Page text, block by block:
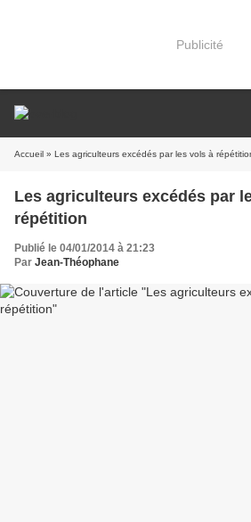
Publicité
Accueil » Les agriculteurs excédés par les vols à
Les agriculteurs excédés par
répétition
Publié le 04/01/2014 à 21:23
Par Jean-Théophane